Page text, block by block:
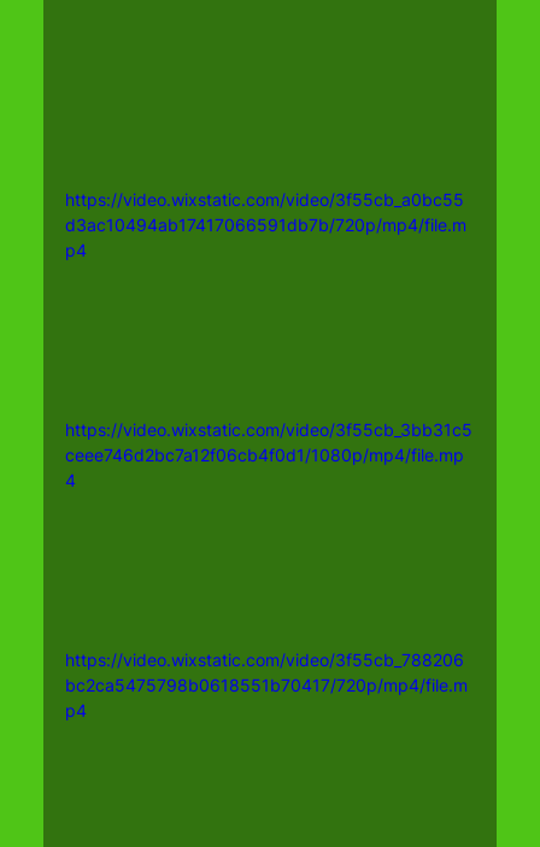
https://video.wixstatic.com/video/3f55cb_a0bc55
d3ac10494ab17417066591db7b/720p/mp4/file.m
p4
https://video.wixstatic.com/video/3f55cb_3bb31c5
ceee746d2bc7a12f06cb4f0d1/1080p/mp4/file.mp
4
https://video.wixstatic.com/video/3f55cb_788206
bc2ca5475798b0618551b70417/720p/mp4/file.m
p4